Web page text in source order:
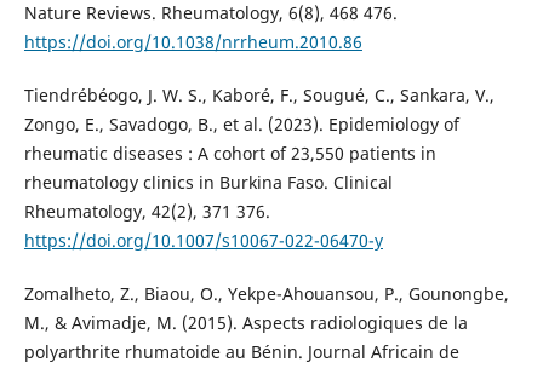
Nature Reviews. Rheumatology, 6(8), 468 476.
https://doi.org/10.1038/nrrheum.2010.86
Tiendrébéogo, J. W. S., Kaboré, F., Sougué, C., Sankara, V.,
Zongo, E., Savadogo, B., et al. (2023). Epidemiology of
rheumatic diseases : A cohort of 23,550 patients in
rheumatology clinics in Burkina Faso. Clinical
Rheumatology, 42(2), 371 376.
https://doi.org/10.1007/s10067-022-06470-y
Zomalheto, Z., Biaou, O., Yekpe-Ahouansou, P., Gounongbe,
M., & Avimadje, M. (2015). Aspects radiologiques de la
polyarthrite rhumatoide au Bénin. Journal Africain de